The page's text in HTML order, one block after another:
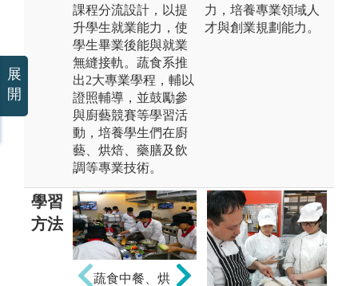
課程分流設計，以提
升學生就業能力，使
學生畢業後能與就業
無縫接軌。蔬食系推
出2大專業學程，輔以
證照輔導，並鼓勵參
與廚藝競賽等學習活
動，培養學生們在廚
藝、烘焙、藥膳及飲
調等專業技術。
力，培養專業領域人
才與創業規劃能力。
學習
方法
蔬食中餐、烘
展
開